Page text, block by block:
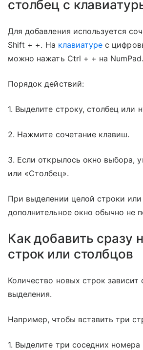
столбец с
Для добавления используется
Shift + +. На клавиатуре с
можно нажать Ctrl + + на NumPad.
Порядок действий:
1. Выделите строку, столбец или
2. Нажмите сочетание клавиш.
3. Если открылось окно выбора,
или «Столбец».
При выделении целой строки или
дополнительное окно обычно не
Как добавить сразу
строк или столбцов
Количество новых строк зависит
выделения.
Например, чтобы вставить три
1. Выделите три соседних номера